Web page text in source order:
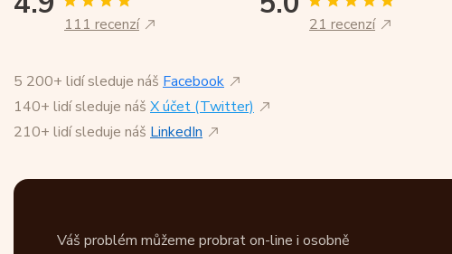
111 recenzí 21 recenzí
5 200+ lidí sleduje náš Facebook
140+ lidí sleduje náš X účet (Twitter)
210+ lidí sleduje náš LinkedIn
Váš problém můžeme probrat on-line i osobně